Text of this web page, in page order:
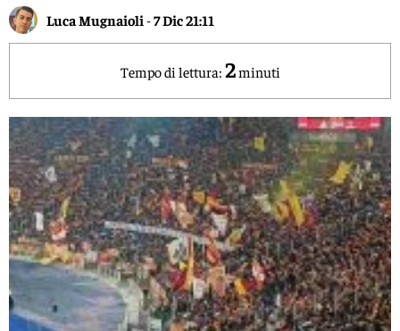
Luca Mugnaioli -7 Dic 21:11
Tempo di lettura: 2minuti